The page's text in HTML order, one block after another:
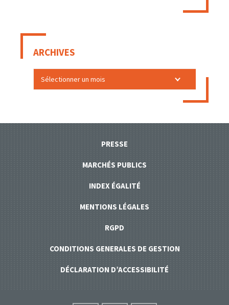
ARCHIVES
PRESSE
MARCHÉS PUBLICS
INDEX ÉGALITÉ
MENTIONS LÉGALES
RGPD
CONDITIONS GENERALES DE GESTION
DÉCLARATION D’ACCESSIBILITÉ